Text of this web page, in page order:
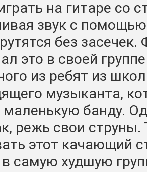
на гитаре со
звук с помощью
без
это в своей
из ребят из
музыканта,
банду.
режь свои
этот качающий
самую худшую